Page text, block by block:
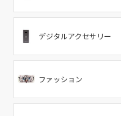
デジタルアクセサリー
ファッション